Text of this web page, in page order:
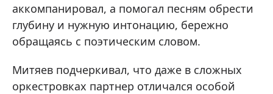
аккомпанировал, а помогал песням обрести
глубину и нужную интонацию, бережно
обращаясь с поэтическим словом.
Митяев подчеркивал, что даже в сложных
оркестровках партнер отличался особой